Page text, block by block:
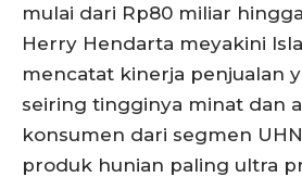
mulai dari Rp80 miliar
Herry Hendarta meyakini
mencatat kinerja penjualan
seiring tingginya minat dan
konsumen dari segmen
produk hunian paling ultra